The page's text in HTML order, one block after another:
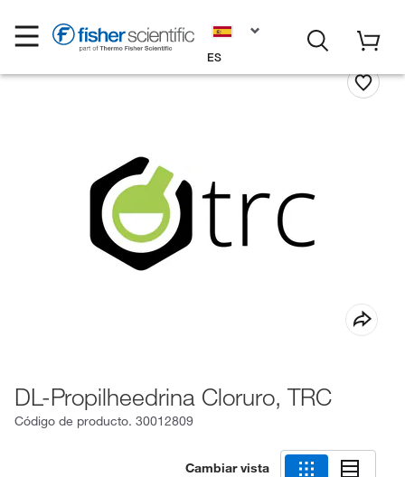
ES
DL-Propilheedrina Cloruro, TRC
Código de producto. 30012809
Cambiar vista